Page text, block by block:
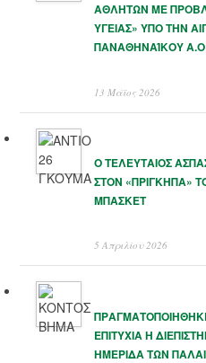
ΑΘΛΗΤΩΝ ΜΕ
ΥΓΕΙΑΣ» ΥΠΟ ΤΗΝ
ΠΑΝΑΘΗΝΑΊΚΟΥ Α.Ο
13 Μάϊος 2026
Ο ΤΕΛΕΥΤΑΙΟΣ
ΣΤΟΝ «ΠΡΙΓΚΗΠΑ»
ΜΠΑΣΚΕΤ
5 Απριλίου 2026
ΕΠΙΤΥΧΙΑ Η
ΗΜΕΡΙΔΑ ΤΩΝ